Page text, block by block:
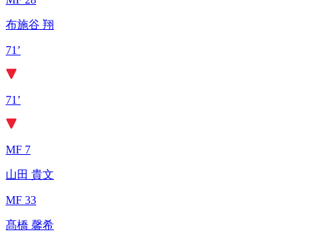
布施谷 翔
71’
71’
MF 7
山田 貴文
MF 33
髙橋 馨希